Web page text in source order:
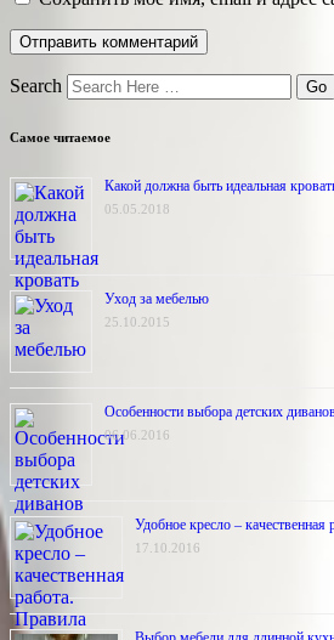
Search
Самое читаемое
Какой должна быть идеальная
05.05.2018
Уход за мебелью
25.10.2015
Особенности выбора детских
06.06.2016
Удобное кресло –
17.10.2016